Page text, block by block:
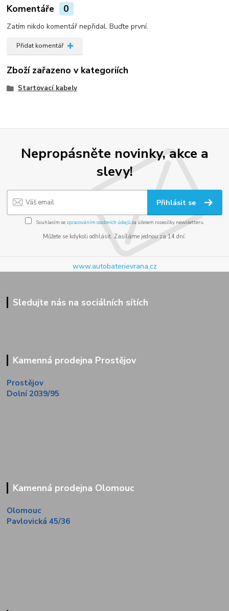
Komentáře 0
Zatím nikdo komentář nepřidal. Buďte první.
Přidat komentář
Zboží zařazeno v kategoriích
Startovací kabely
Nepropásněte novinky, akce a
slevy!
Přihlásit se
Souhlasím se zpracováním osobních údajůza účelem rozesílky newsletteru.
Můžete se kdykoli odhlásit. Zasíláme jednou za 14 dní.
www.autobaterievrana.cz
Sledujte nás na sociálních sítích
Kamenná prodejna Prostějov
Prostějov
Dolní 2039/95
Kamenná prodejna Olomouc
Olomouc
Pavlovická 45/36